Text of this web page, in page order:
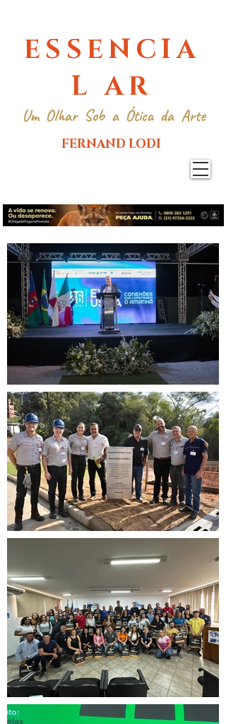
ESSENCIA
L AR
Um Olhar Sob a Ótica da Arte
FERNAND LODI